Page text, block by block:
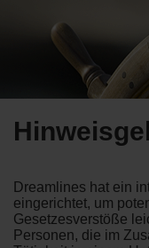
Dreamlines hat ein
eingerichtet, um
Gesetzesverstöße
Personen, die im